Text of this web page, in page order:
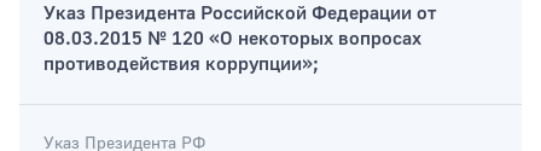
Указ Президента Российской Федерации от
08.03.2015 № 120 «О некоторых вопросах
противодействия коррупции»;
Указ Президента РФ